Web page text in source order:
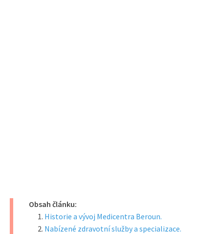
Obsah článku:
Historie a vývoj Medicentra Beroun.
Nabízené zdravotní služby a specializace.